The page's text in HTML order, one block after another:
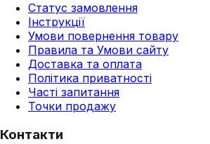
Статус замовлення
Інструкції
Умови повернення товару
Правила та Умови сайту
Доставка та оплата
Політика приватності
Часті запитання
Точки продажу
Контакти